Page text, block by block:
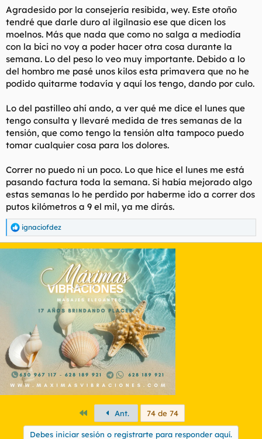
- Mucho ibuprofeno, en dosis de 3x3 : 3 pastis al día durante 3
días.
- Ilgilnasio , para fortalecer y procurar hipertrofiar, meter
carne.
. No solo lo típico del cuadriceps, con la m aquinita esa, había
que fortalecer y procurar hipertrofiar todo: Cuadricepc, biceps-
isquios, aductores, gemelos, sóleos, tibiales y peroneos.
Lo de fortalecer e hipertrofiar los tibiales y peroneos es
chungocubata. El monito de mi ilgim no me supo dar
tampoco. Pero hay que procurar fortalecer también esos
musculitos.
- Para finalizar HIDROTERAPIA. Mano de santo. Esto ya fue lo
definitivo. Eso de hacer ejercicios de pierna con el agua a la
zonas afectadas.
K#rma y usted valore.
Agradesido por la consejería resibida, wey. Este otoño
tendré que darle duro al ilgilnasio ese que dicen los
moelnos. Más que nada que como no salga a mediodía
con la bici no voy a poder hacer otra cosa durante la
semana. Lo del peso lo veo muy importante. Debido a lo
del hombro me pasé unos kilos esta primavera que no he
podido quitarme todavía y aquí los tengo, dando por culo.
Lo del pastilleo ahí ando, a ver qué me dice el lunes que
tengo consulta y llevaré medida de tres semanas de la
tensión, que como tengo la tensión alta tampoco puedo
tomar cualquier cosa para los dolores.
Correr no puedo ni un poco. Lo que hice el lunes me está
pasando factura toda la semana. Si había mejorado algo
estas semanas lo he perdido por haberme ido a correr dos
putos kilómetros a 9 el mil, ya me dirás.
R
e
a
ignaciofdez
PrimeroAnt. 74 de 74
Debes iniciar sesión o registrarte para responder aquí.